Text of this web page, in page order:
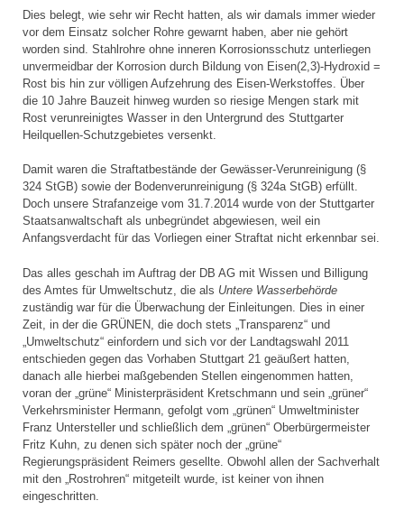
Dies belegt, wie sehr wir Recht hatten, als wir damals immer wieder
vor dem Einsatz solcher Rohre gewarnt haben, aber nie gehört
worden sind. Stahlrohre ohne inneren Korrosionsschutz unterliegen
unvermeidbar der Korrosion durch Bildung von Eisen(2,3)-Hydroxid =
Rost bis hin zur völligen Aufzehrung des Eisen-Werkstoffes. Über
die 10 Jahre Bauzeit hinweg wurden so riesige Mengen stark mit
Rost verunreinigtes Wasser in den Untergrund des Stuttgarter
Heilquellen-Schutzgebietes versenkt.
Damit waren die Straftatbestände der Gewässer-Verunreinigung (§
324 StGB) sowie der Bodenverunreinigung (§ 324a StGB) erfüllt.
Doch unsere Strafanzeige vom 31.7.2014 wurde von der Stuttgarter
Staatsanwaltschaft als unbegründet abgewiesen, weil ein
Anfangsverdacht für das Vorliegen einer Straftat nicht erkennbar sei.
Das alles geschah im Auftrag der DB AG mit Wissen und Billigung
des Amtes für Umweltschutz, die als Untere Wasserbehörde
zuständig war für die Überwachung der Einleitungen. Dies in einer
Zeit, in der die GRÜNEN, die doch stets „Transparenz“ und
„Umweltschutz“ einfordern und sich vor der Landtagswahl 2011
entschieden gegen das Vorhaben Stuttgart 21 geäußert hatten,
danach alle hierbei maßgebenden Stellen eingenommen hatten,
voran der „grüne“ Ministerpräsident Kretschmann und sein „grüner“
Verkehrsminister Hermann, gefolgt vom „grünen“ Umweltminister
Franz Untersteller und schließlich dem „grünen“ Oberbürgermeister
Fritz Kuhn, zu denen sich später noch der „grüne“
Regierungspräsident Reimers gesellte. Obwohl allen der Sachverhalt
mit den „Rostrohren“ mitgeteilt wurde, ist keiner von ihnen
eingeschritten.